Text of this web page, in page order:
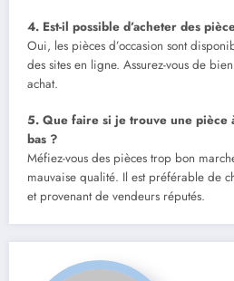
4. Est-il possible d’acheter des
Oui, les pièces d’occasion sont
des sites en ligne. Assurez-vous de
achat.
5. Que faire si je trouve une pièce
bas ?
Méfiez-vous des pièces trop bon
mauvaise qualité. Il est préférable de
et provenant de vendeurs réputés.